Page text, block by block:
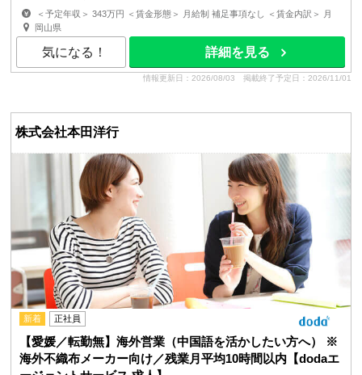
＜予定年収＞ 343万円 ＜賃金形態＞ 月給制 補足事項なし ＜賃金内訳＞ 月
額（基本給）：180,000円 その他固定手当/月：65,00...
岡山県
気になる！ 詳細を見る
情報更新日：2026/08/03 掲載終了予定日：2026/11/01
株式会社本田洋行
新着 正社員
【愛媛／転勤無】海外営業（中国語を活かしたい方へ） ※
海外不織布メーカー向け／残業月平均10時間以内【dodaエ